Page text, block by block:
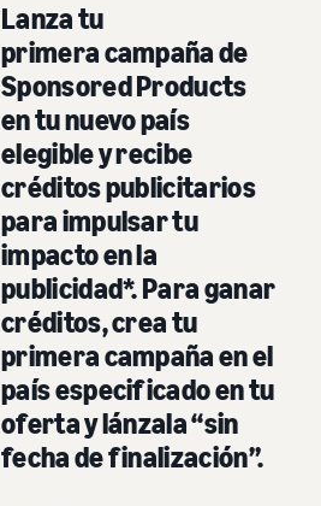
Lanza tu
primera campaña de
Sponsored Products
en tu nuevo país
elegible y recibe
créditos publicitarios
para impulsar tu
impacto en la
publicidad*. Para ganar
créditos, crea tu
primera campaña en el
país especificado en tu
oferta y lánzala “sin
fecha de finalización”.